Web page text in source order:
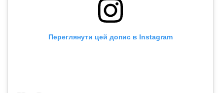
Переглянути цей допис в Instagram